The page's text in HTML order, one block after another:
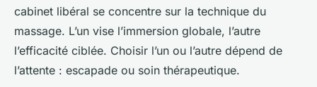
cabinet libéral se concentre sur la technique du
massage. L’un vise l’immersion globale, l’autre
l’efficacité ciblée. Choisir l’un ou l’autre dépend de
l’attente : escapade ou soin thérapeutique.